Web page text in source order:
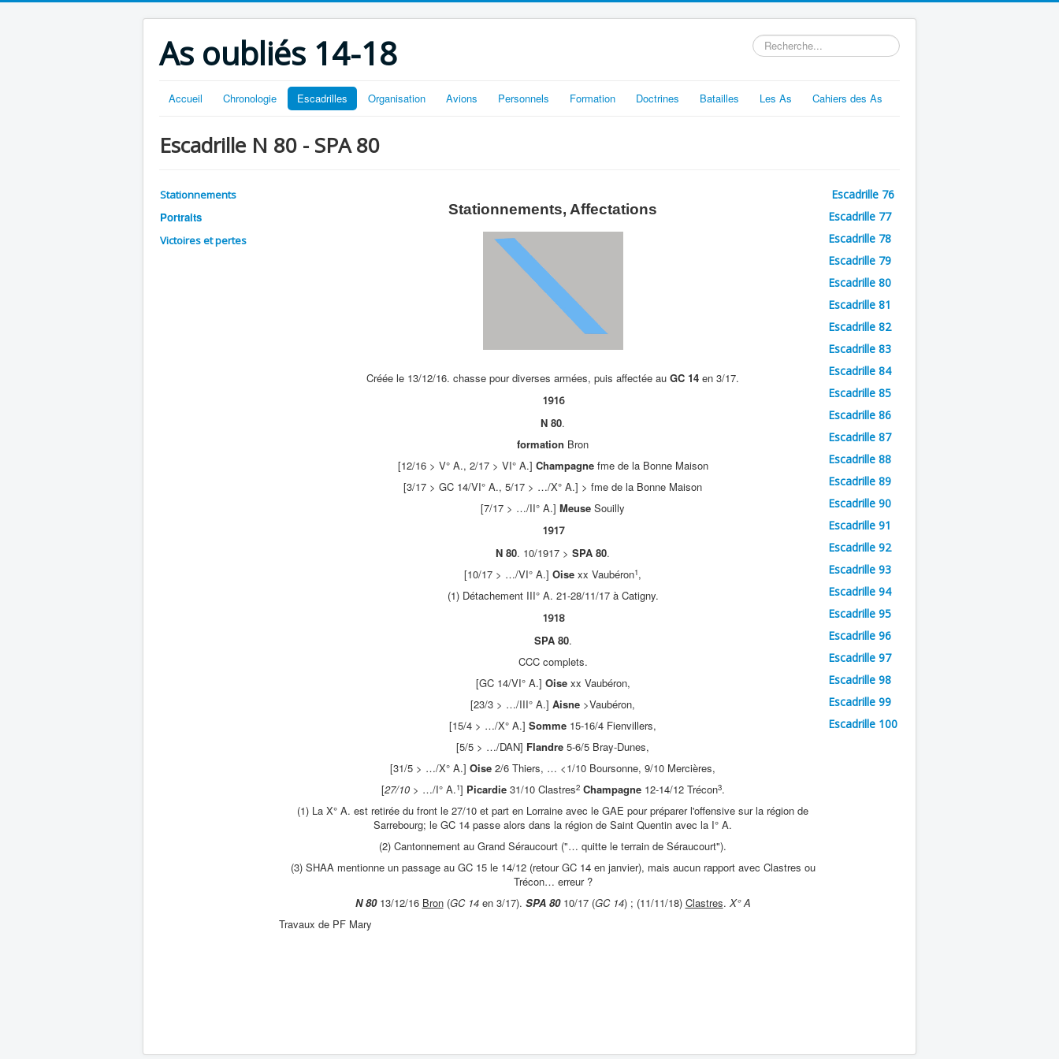
As oubliés 14-18 Rechercher
Accueil Chronologie Escadrilles Organisation Avions Personnels Formation Doctrines Batailles Les As Cahiers des As
Escadrille N 80 - SPA 80
Stationnements
Portraits
Victoires et pertes
Stationnements, Affectations
Créée le 13/12/16. chasse pour diverses armées, puis affectée au GC 14 en 3/17.
1916
N 80.
formation Bron
[12/16 > V° A., 2/17 > VI° A.] Champagnefme de la Bonne Maison
[3/17 > GC 14/VI° A., 5/17 > …/X° A.] > fme de la Bonne Maison
[7/17 > …/II° A.] Meuse Souilly
1917
N 80. 10/1917 > SPA 80.
[10/17 > …/VI° A.] Oise xx Vaubéron1,
(1) Détachement III° A. 21-28/11/17 à Catigny.
1918
SPA 80.
CCC complets.
[GC 14/VI° A.] Oisexx Vaubéron,
[23/3 > …/III° A.] Aisne >Vaubéron,
[15/4 > …/X° A.] Somme 15-16/4 Fienvillers,
[5/5 > …/DAN] Flandre 5-6/5 Bray-Dunes,
[31/5 > …/X° A.] Oise 2/6 Thiers, … <1/10 Boursonne, 9/10 Mercières,
[27/10> …/I° A.1] Picardie31/10 Clastres2 Champagne12-14/12 Trécon3.
(1) La X° A. est retirée du front le 27/10 et part en Lorraine avec le GAE pour préparer l'offensive sur la région de
Sarrebourg; le GC 14 passe alors dans la région de Saint Quentin avec la I° A.
(2) Cantonnement au Grand Séraucourt ("… quitte le terrain de Séraucourt").
(3) SHAA mentionne un passage au GC 15 le 14/12 (retour GC 14 en janvier), mais aucun rapport avec Clastres ou
Trécon… erreur ?
N 8013/12/16 Bron(GC 14en 3/17). SPA 8010/17 (GC 14) ; (11/11/18) Clastres. X° A
Travaux de PF Mary
Escadrille 76
Escadrille 77
Escadrille 78
Escadrille 79
Escadrille 80
Escadrille 81
Escadrille 82
Escadrille 83
Escadrille 84
Escadrille 85
Escadrille 86
Escadrille 87
Escadrille 88
Escadrille 89
Escadrille 90
Escadrille 91
Escadrille 92
Escadrille 93
Escadrille 94
Escadrille 95
Escadrille 96
Escadrille 97
Escadrille 98
Escadrille 99
Escadrille 100